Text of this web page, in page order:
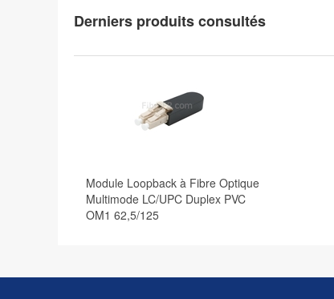
Derniers produits consultés
Module Loopback à Fibre Optique
Multimode LC/UPC Duplex PVC
OM1 62,5/125